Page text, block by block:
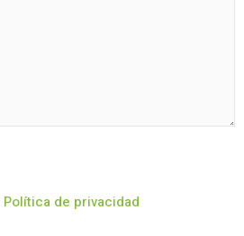
Política de privacidad